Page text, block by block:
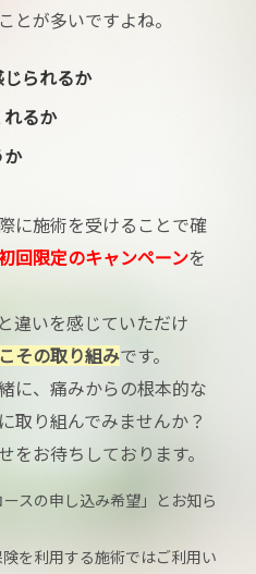
とが多いですよね。
られるか
るか
か
に施術を受けることで確
回限定のキャンペーンを
違いを感じていただけ
その取り組みです。
に、痛みからの根本的な
取り組んでみませんか？
をお待ちしております。
スの申し込み希望」とお知ら
を利用する施術ではご利用い